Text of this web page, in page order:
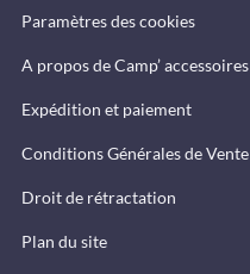
Paramètres des cookies
A propos de Camp’ accessoires
Expédition et paiement
Conditions Générales de Vente
Droit de rétractation
Plan du site